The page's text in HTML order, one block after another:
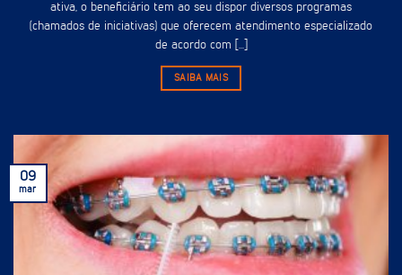
ativa, o beneficiário tem ao seu dispor diversos programas
(chamados de iniciativas) que oferecem atendimento especializado
de acordo com [...]
SAIBA MAIS
09
mar